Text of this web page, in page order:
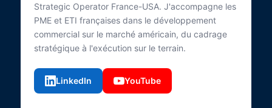
Strategic Operator France-USA. J'accompagne les
PME et ETI françaises dans le développement
commercial sur le marché américain, du cadrage
stratégique à l'exécution sur le terrain.
LinkedIn YouTube